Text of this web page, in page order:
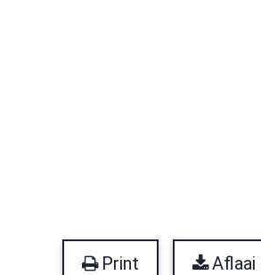
Print Aflaai